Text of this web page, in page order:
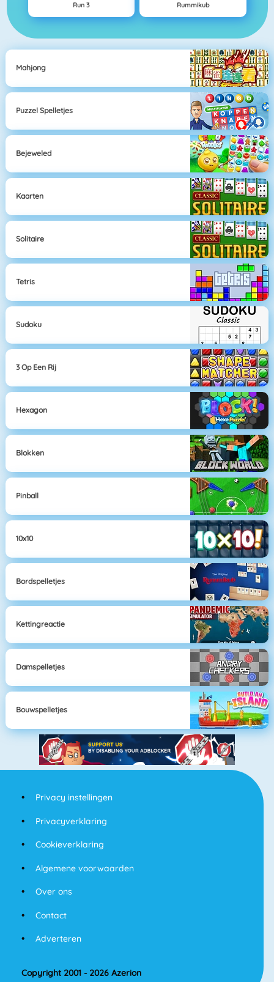
Run 3 Rummikub
Mahjong
Puzzel Spelletjes
Bejeweled
Kaarten
Solitaire
Tetris
Sudoku
3 Op Een Rij
Hexagon
Blokken
Pinball
10x10
Bordspelletjes
Kettingreactie
Damspelletjes
Bouwspelletjes
Privacy instellingen
Privacyverklaring
Cookieverklaring
Algemene voorwaarden
Over ons
Contact
Adverteren
Copyright 2001 - 2026 Azerion